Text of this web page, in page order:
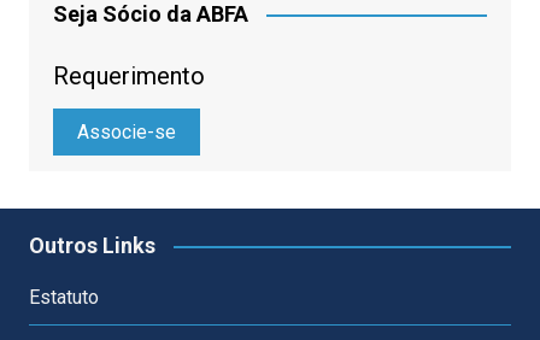
Seja Sócio da ABFA
Requerimento
Associe-se
Outros Links
Estatuto